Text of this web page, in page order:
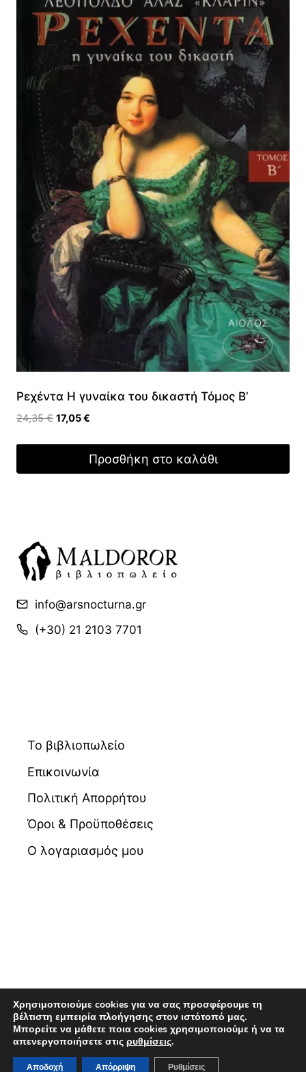
Ρεχέντα Η γυναίκα του δικαστή Τόμος Β’
24,35€ Original
24,35 €.
17,05€
είναι:
Προσθήκη στο καλάθι
info@arsnocturna.gr
(+30) 21 2103 7701
Το βιβλιοπωλείο
Επικοινωνία
Πολιτική Απορρήτου
Όροι & Προϋποθέσεις
Ο λογαριασμός μου
© 2026 Βιβλιοπωλείο Maldoror | Powered by
Pixellas
Χρησιμοποιούμε cookies για να σας προσφέρουμε τη
βέλτιστη εμπειρία πλοήγησης στον ιστότοπό μας.
Μπορείτε να μάθετε ποια cookies χρησιμοποιούμε ή να τα
απενεργοποιήσετε στις ρυθμίσεις.
Αποδοχή Απόρριψη Ρυθμίσεις